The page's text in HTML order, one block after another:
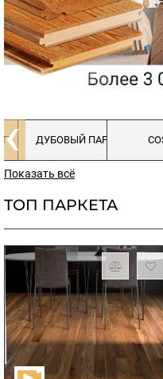
ДУБОВЫЙ ПАРКЕТ
‹
Показать всё
ТОП ПАРКЕТА